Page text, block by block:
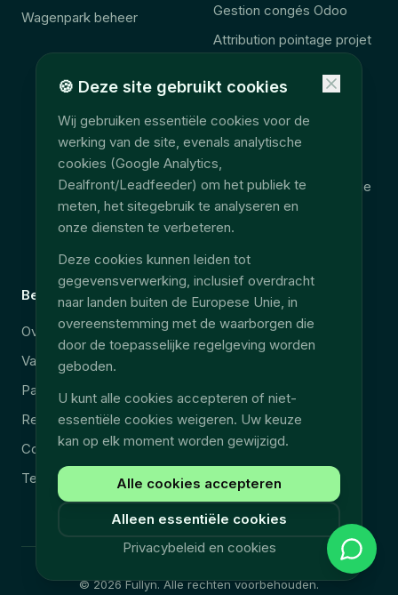
Wagenpark beheer
Gestion congés Odoo
Attribution pointage projet
Odoo tijdregistratie
Odoo veld aanvulling
Consolidation télématique
Accès données terrain
Bedrijf
Over ons
Vacatures
Partners
Resources
Contact
Technische ondersteuning
Juridisch
Beveiliging & AVG
Privacybeleid
Algemene voorwaarden
©2026Fullyn.Alle rechten voorbehouden.
🍪 Deze site gebruikt cookies
Wij gebruiken essentiële cookies voor de
werking van de site, evenals analytische
cookies (Google Analytics,
Dealfront/Leadfeeder) om het publiek te
meten, het sitegebruik te analyseren en
onze diensten te verbeteren.
Deze cookies kunnen leiden tot
gegevensverwerking, inclusief overdracht
naar landen buiten de Europese Unie, in
overeenstemming met de waarborgen die
door de toepasselijke regelgeving worden
geboden.
U kunt alle cookies accepteren of niet-
essentiële cookies weigeren. Uw keuze
kan op elk moment worden gewijzigd.
Alle cookies accepteren
Alleen essentiële cookies
Privacybeleid en cookies